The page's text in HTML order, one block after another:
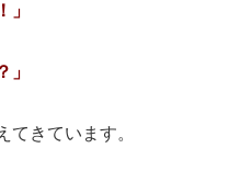
」
」
てきています。